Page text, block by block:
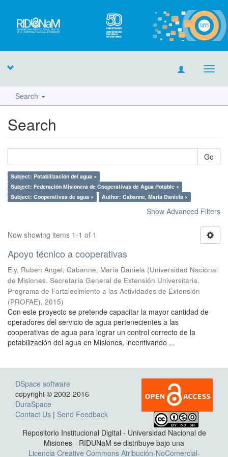
Search
Search
Go
Subject: Potabilización del agua ×
Subject: Federación Misionera de Cooperativas de Agua Potable ×
Subject: Cooperativas de agua ×
Author: Cabanne, María Daniela ×
Show Advanced Filters
Now showing items 1-1 of 1
Apoyo técnico a cooperativas
Ely, Ruben Angel; Cabanne, María Daniela (Universidad Nacional
de Misiones. Secretaría General de Extensión Universitaria.
Programa de Fortalecimiento a las Actividades de Extensión
(PROFAE), 2015)
Con este proyecto se pretende capacitar la mayor cantidad de
operadores del servicio de agua pertenecientes a las
cooperativas de agua para lograr un control correcto de la
potabilización del agua en Misiones, incentivando ...
DSpace software
copyright © 2002-2016
DuraSpace
Contact Us | Send Feedback
Repositorio Institucional Digital - Universidad Nacional de
Misiones - RIDUNaM se distribuye bajo una
Licencia Creative Commons Atribución-NoComercial-